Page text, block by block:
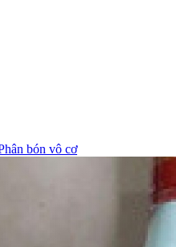
bón vô cơ